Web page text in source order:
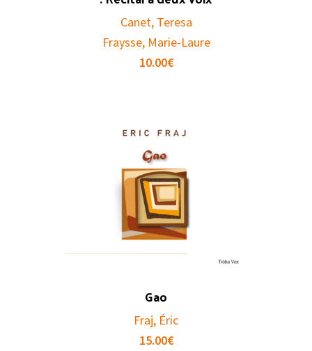
Canet, Teresa
Fraysse, Marie-Laure
10.00€
Gao
Fraj, Éric
15.00€